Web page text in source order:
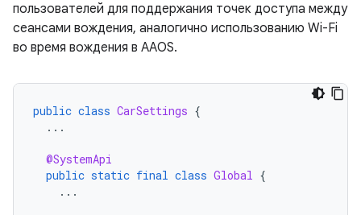
пользователей для поддержания точек доступа между
сеансами вождения, аналогично использованию Wi-Fi
во время вождения в AAOS.
public class CarSettings {
...
@SystemApi
public static final class Global {
...